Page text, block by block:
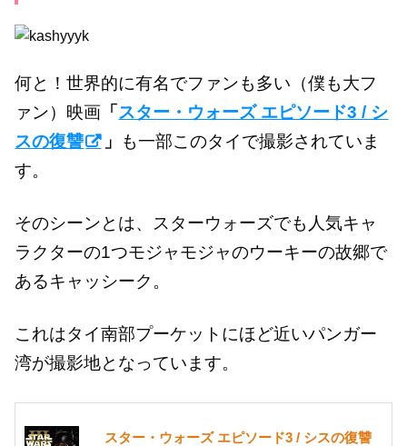
何と！世界的に有名でファンも多い（僕も大フ
ァン）映画 「スター・ウォーズ エピソード3 / シ
スの復讐
」
も一部このタイで撮影されていま
す。
そのシーンとは、スターウォーズでも人気キャ
ラクターの1つモジャモジャのウーキーの故郷で
あるキャッシーク。
これはタイ南部プーケットにほど近いパンガー
湾が撮影地となっています。
スター・ウォーズ エピソード3 / シスの復讐